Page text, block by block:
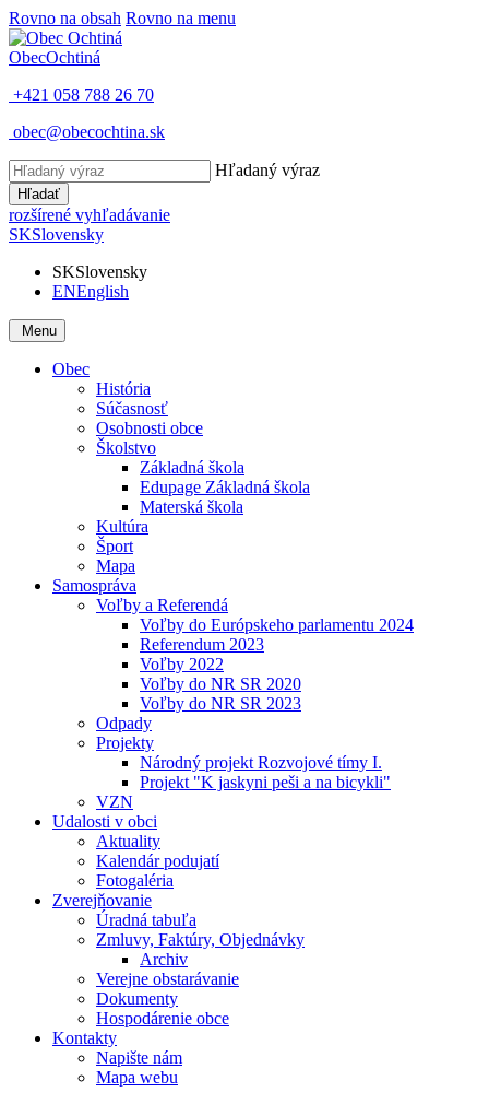
Rovno na obsah Rovno na menu
ObecOchtiná
+421 058 788 26 70
obec@obecochtina.sk
Hľadaný výraz
Hľadať
rozšírené vyhľadávanie
SKSlovensky
SKSlovensky
ENEnglish
Menu
Obec
História
Súčasnosť
Osobnosti obce
Školstvo
Základná škola
Edupage Základná škola
Materská škola
Kultúra
Šport
Mapa
Samospráva
Voľby a Referendá
Voľby do Európskeho parlamentu 2024
Referendum 2023
Voľby 2022
Voľby do NR SR 2020
Voľby do NR SR 2023
Odpady
Projekty
Národný projekt Rozvojové tímy I.
Projekt "K jaskyni peši a na bicykli"
VZN
Udalosti v obci
Aktuality
Kalendár podujatí
Fotogaléria
Zverejňovanie
Úradná tabuľa
Zmluvy, Faktúry, Objednávky
Archiv
Verejne obstarávanie
Dokumenty
Hospodárenie obce
Kontakty
Napište nám
Mapa webu